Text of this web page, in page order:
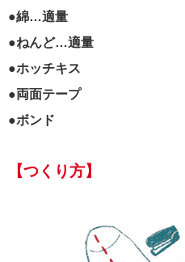
●綿…適量
●ねんど…適量
●ホッチキス
●両面テープ
●ボンド
【つくり方】